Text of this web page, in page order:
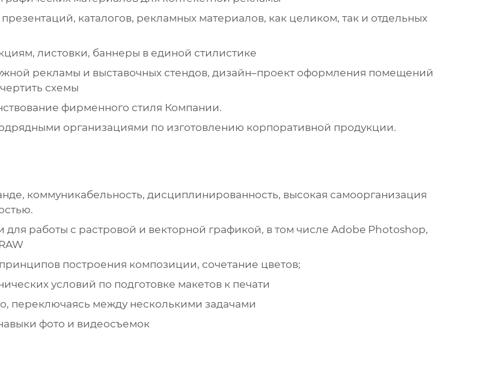
каталогов, рекламных материалов, как целиком, так и отдельных
листовки, баннеры в единой стилистике
рекламы и выставочных стендов, дизайн–проект оформления помещений
схемы
фирменного стиля Компании.
организациями по изготовлению корпоративной продукции.
коммуникабельность, дисциплинированность, высокая самоорганизация
работы с растровой и векторной графикой, в том числе Adobe Photoshop,
построения композиции, сочетание цветов;
условий по подготовке макетов к печати
переключаясь между несколькими задачами
фото и видеосъемок